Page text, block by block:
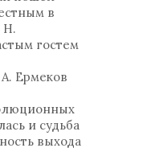
в
Н.
гостем
А. Ермеков
и судьба
выхода